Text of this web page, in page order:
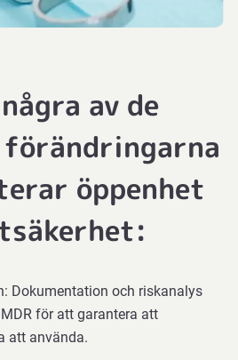
av de
öppenhet
Dokumentation och riskanalys
för att garantera att
att använda.